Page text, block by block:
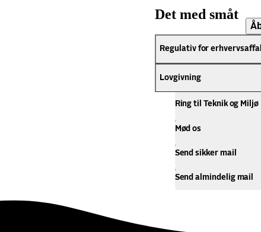
Det med småt
Regulativ for
Lovgivning
Ring til Teknik og Miljø
Mød os
Send sikker mail
Send almindelig mail